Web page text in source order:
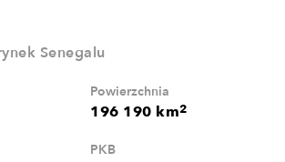
Senegalu
196 190 km2
Powierzchnia
PKB